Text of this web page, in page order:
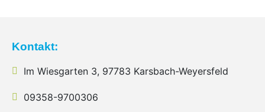
Kontakt:
Im Wiesgarten 3, 97783 Karsbach-Weyersfeld
09358-9700306